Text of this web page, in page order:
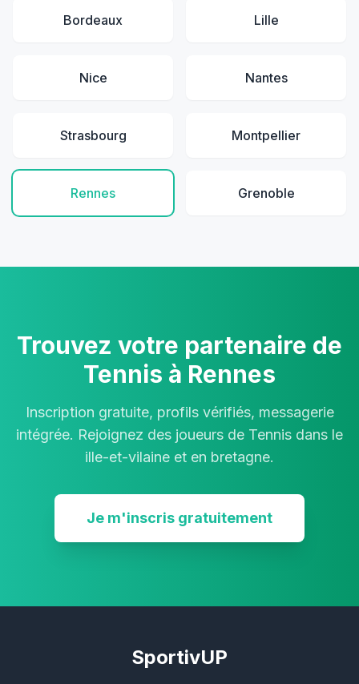
Bordeaux Lille
Nice Nantes
Strasbourg Montpellier
Rennes Grenoble
Trouvez votre partenaire de
Tennis à Rennes
Inscription gratuite, profils vérifiés, messagerie
intégrée. Rejoignez des joueurs de Tennis dans le
ille-et-vilaine et en bretagne.
Je m'inscris gratuitement
SportivUP